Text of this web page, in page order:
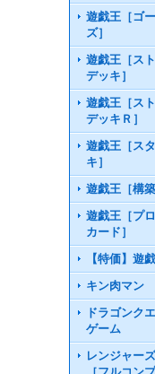
遊戯王［ゴ
ズ］
遊戯王［ス
デッキ］
遊戯王［ス
デッキＲ］
遊戯王［ス
キ］
遊戯王［構築
遊戯王［プ
カード］
【特価】遊
キン肉マン
ドラゴンク
ゲーム
レンジャー